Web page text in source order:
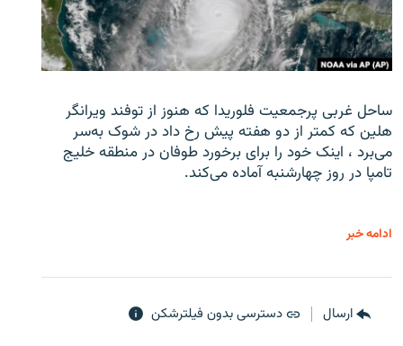
ساحل غربی پرجمعیت فلوریدا که هنوز از توفند ویرانگر
هلین که کمتر از دو هفته پیش رخ داد در شوک به‌سر
می‌برد ، اینک خود را برای برخورد طوفان در منطقه خلیج
تامپا در روز چهارشنبه آماده می‌کند.
ادامه خبر
ارسال دسترسی بدون فیلترشکن